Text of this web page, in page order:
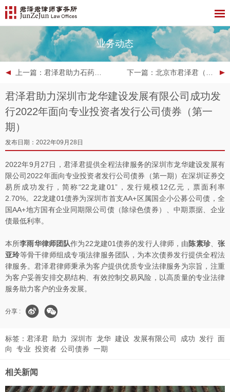
业务动态
上一篇 ：君泽君助力石药集团新诺威制药股份有限公司发行股份购买资产并募集配套资金项目 下一篇 ：北京市君泽君（南昌）律师事务所成功入册江西省高级人民法院企业破产管理人名册（二级）
君泽君助力深圳市龙华建设发展有限公司成功发
行2022年面向专业投资者发行公司债券（第一
期）
发布日期：2022年09月28日
2022年9月27日，君泽君提供全程法律服务的深圳市龙华建设发展有
限公司2022年面向专业投资者发行公司债券（第一期）在深圳证券交
易所成功发行，简称“22龙建01”，发行规模12亿元，票面利率
2.70%。22龙建01债券为深圳市首支AA+区属国企小公募公司债，全
国AA+地方国有企业同期限公司债（除绿色债券）、中期票据、企业
债最低利率。
本所李雨华律师团队作为22龙建01债券的发行人律师，由陈素珍、张
亚玲等骨干律师组成专项法律服务团队，为本次债券发行提供全程法
律服务。君泽君律师秉承为客户提供优质专业法律服务为宗旨，注重
为客户妥善安排交易结构、有效控制交易风险，以高质量的专业法律
服务助力客户的业务发展。
分享 :
标签： 君泽君 助力 深圳市 龙华 建设 发展有限公司 成功 发行 面
向
专业 投资者 公司债券 一期
相关新闻